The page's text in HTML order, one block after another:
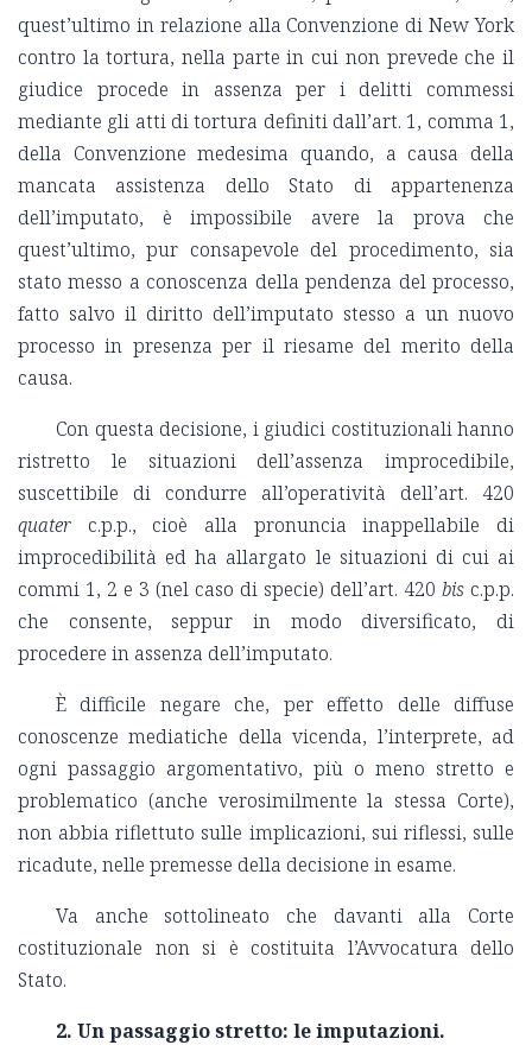
quest’ultimo in relazione alla Convenzione di New York
contro la tortura, nella parte in cui non prevede che il
giudice procede in assenza per i delitti commessi
mediante gli atti di tortura definiti dall’art. 1, comma 1,
della Convenzione medesima quando, a causa della
mancata assistenza dello Stato di appartenenza
dell’imputato, è impossibile avere la prova che
quest’ultimo, pur consapevole del procedimento, sia
stato messo a conoscenza della pendenza del processo,
fatto salvo il diritto dell’imputato stesso a un nuovo
processo in presenza per il riesame del merito della
causa.
Con questa decisione, i giudici costituzionali hanno
ristretto le situazioni dell’assenza improcedibile,
suscettibile di condurre all’operatività dell’art. 420
quater c.p.p., cioè alla pronuncia inappellabile di
improcedibilità ed ha allargato le situazioni di cui ai
commi 1, 2 e 3 (nel caso di specie) dell’art. 420 bis c.p.p.
che consente, seppur in modo diversificato, di
procedere in assenza dell’imputato.
È difficile negare che, per effetto delle diffuse
conoscenze mediatiche della vicenda, l’interprete, ad
ogni passaggio argomentativo, più o meno stretto e
problematico (anche verosimilmente la stessa Corte),
non abbia riflettuto sulle implicazioni, sui riflessi, sulle
ricadute, nelle premesse della decisione in esame.
Va anche sottolineato che davanti alla Corte
costituzionale non si è costituita l’Avvocatura dello
Stato.
2. Un passaggio stretto: le imputazioni.